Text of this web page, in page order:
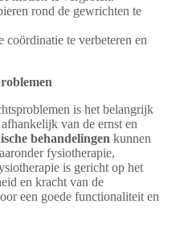
rond de gewrichten te
coördinatie te verbeteren en
is het belangrijk
van de ernst en
behandelingen kunnen
fysiotherapie,
is gericht op het
en kracht van de
een goede functionaliteit en